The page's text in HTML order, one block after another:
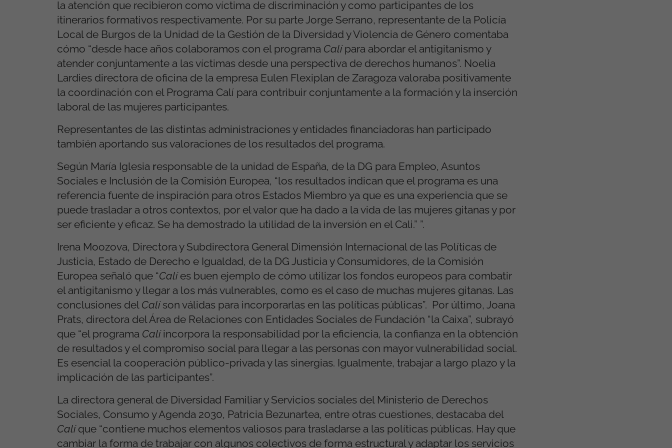
la atención que recibieron como víctima de discriminación y como participantes de los
itinerarios formativos respectivamente. Por su parte Jorge Serrano, representante de la Policía
Local de Burgos de la Unidad de la Gestión de la Diversidad y Violencia de Género comentaba
cómo “desde hace años colaboramos con el programa Calípara abordar el antigitanismo y
atender conjuntamente a las víctimas desde una perspectiva de derechos humanos”. Noelia
Lardies directora de oficina de la empresa Eulen Flexiplan de Zaragoza valoraba positivamente
la coordinación con el Programa Calí para contribuir conjuntamente a la formación y la inserción
laboral de las mujeres participantes.
Representantes de las distintas administraciones y entidades financiadoras han participado
también aportando sus valoraciones de los resultados del programa.
Según María Iglesia responsable de la unidad de España, de la DG para Empleo, Asuntos
Sociales e Inclusión de la Comisión Europea, “los resultados indican que el programa es una
referencia fuente de inspiración para otros Estados Miembro ya que es una experiencia que se
puede trasladar a otros contextos, por el valor que ha dado a la vida de las mujeres gitanas y por
ser eficiente y eficaz. Se ha demostrado la utilidad de la inversión en el Cali.” ”.
Irena Moozova, Directora y Subdirectora General Dimensión Internacional de las Políticas de
Justicia, Estado de Derecho e Igualdad, de la DG Justicia y Consumidores, de la Comisión
Europea señaló que “Calíes buen ejemplo de cómo utilizar los fondos europeos para combatir
el antigitanismo y llegar a los más vulnerables, como es el caso de muchas mujeres gitanas. Las
conclusiones del Calíson válidas para incorporarlas en las políticas públicas”. Por último, Joana
Prats, directora del Área de Relaciones con Entidades Sociales de Fundación “la Caixa”, subrayó
que “el programa Calíincorpora la responsabilidad por la eficiencia, la confianza en la obtención
de resultados y el compromiso social para llegar a las personas con mayor vulnerabilidad social.
Es esencial la cooperación público-privada y las sinergias. Igualmente, trabajar a largo plazo y la
implicación de las participantes”.
La directora general de Diversidad Familiar y Servicios sociales del Ministerio de Derechos
Sociales, Consumo y Agenda 2030, Patricia Bezunartea, entre otras cuestiones, destacaba del
Calíque “contiene muchos elementos valiosos para trasladarse a las políticas públicas. Hay que
cambiar la forma de trabajar con algunos colectivos de forma estructural y adaptar los servicios